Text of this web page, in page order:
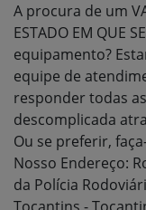
A procura de um
ESTADO EM QUE
equipamento?
equipe de
responder todas
descomplicada
Ou se preferir,
Nosso Endereço:
da Polícia